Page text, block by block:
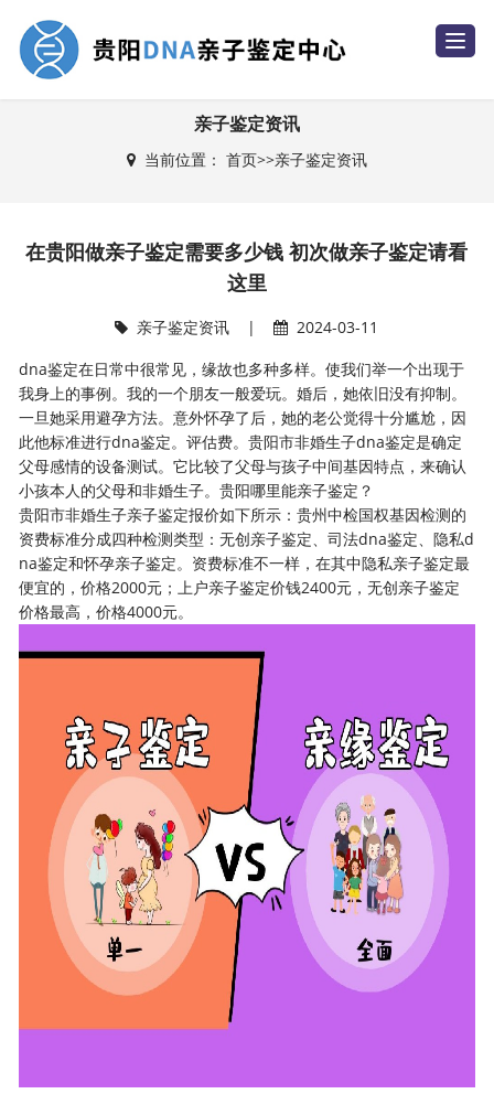
T
o
i
o
亲子鉴定资讯
当前位置： 首页>>亲子鉴定资讯
在贵阳做亲子鉴定需要多少钱 初次做亲子鉴定请看
这里
亲子鉴定资讯 |
2024-03-11
dna鉴定在日常中很常见，缘故也多种多样。使我们举一个出现于
我身上的事例。我的一个朋友一般爱玩。婚后，她依旧没有抑制。
一旦她采用避孕方法。意外怀孕了后，她的老公觉得十分尴尬，因
此他标准进行dna鉴定。评估费。贵阳市非婚生子dna鉴定是确定
父母感情的设备测试。它比较了父母与孩子中间基因特点，来确认
小孩本人的父母和非婚生子。贵阳哪里能亲子鉴定？
贵阳市非婚生子亲子鉴定报价如下所示：贵州中检国权基因检测的
资费标准分成四种检测类型：无创亲子鉴定、司法dna鉴定、隐私d
na鉴定和怀孕亲子鉴定。资费标准不一样，在其中隐私亲子鉴定最
便宜的，价格2000元；上户亲子鉴定价钱2400元，无创亲子鉴定
价格最高，价格4000元。